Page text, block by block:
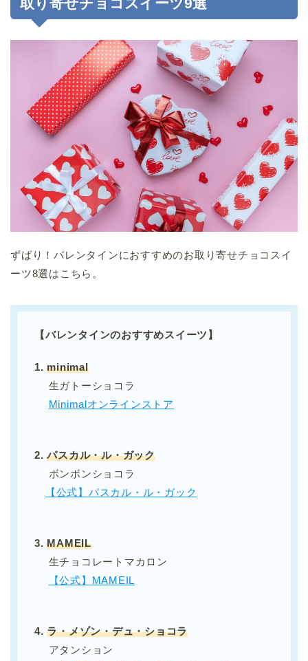
ずばり！バレンタインにおすすめのお取り寄せチョコスイ
ーツ8選はこちら。
【バレンタインのおすすめスイーツ】
1.minimal
生ガトーショコラ
Minimalオンラインストア
2.パスカル・ル・ガック
ボンボンショコラ
【公式】パスカル・ル・ガック
3.MAMEIL
生チョコレートマカロン
【公式】MAMEIL
4.ラ・メゾン・デュ・ショコラ
アタンション